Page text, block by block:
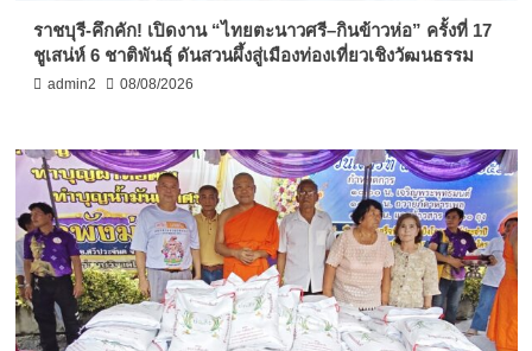
ราชบุรี-คึกคัก! เปิดงาน “ไทยตะนาวศรี–กินข้าวห่อ” ครั้งที่ 17
ชูเสน่ห์ 6 ชาติพันธุ์ ดันสวนผึ้งสู่เมืองท่องเที่ยวเชิงวัฒนธรรม
admin2 08/08/2026